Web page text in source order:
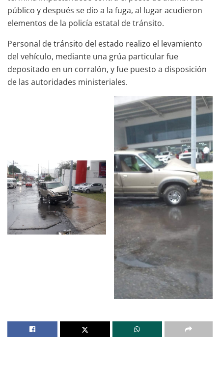
público y después se dio a la fuga, al lugar acudieron
elementos de la policía estatal de tránsito.
Personal de tránsito del estado realizo el levamiento
del vehículo, mediante una grúa particular fue
depositado en un corralón, y fue puesto a disposición
de las autoridades ministeriales.